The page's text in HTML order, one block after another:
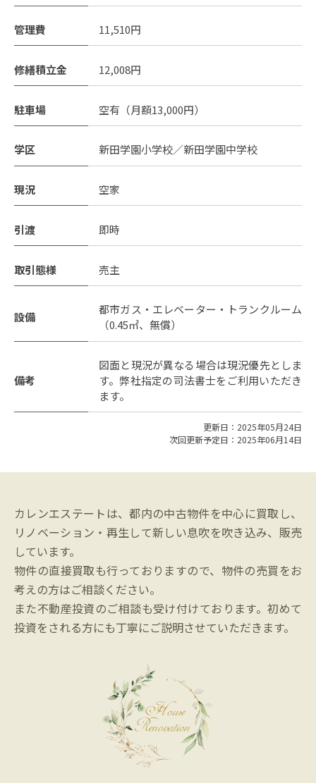
管理費 11,510円
修繕積立金 12,008円
駐車場 空有（月額13,000円）
学区 新田学園小学校／新田学園中学校
現況 空家
引渡 即時
取引態様 売主
設備
都市ガス・エレベーター・トランクルーム
（0.45㎡、無償）
備考
図面と現況が異なる場合は現況優先としま
す。弊社指定の司法書士をご利用いただき
ます。
更新日：2025年05月24日
次回更新予定日：2025年06月14日
カレンエステートは、都内の中古物件を中心に買取し、
リノベーション・再生して新しい息吹を吹き込み、販売
しています。
物件の直接買取も行っておりますので、物件の売買をお
考えの方はご相談ください。
また不動産投資のご相談も受け付けております。初めて
投資をされる方にも丁寧にご説明させていただきます。